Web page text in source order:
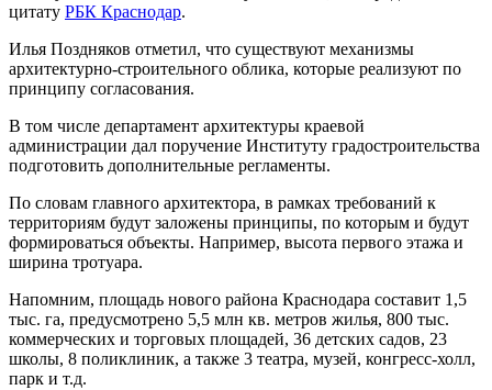
цитату РБК Краснодар.
Илья Поздняков отметил, что существуют механизмы
архитектурно-строительного облика, которые реализуют по
принципу согласования.
В том числе департамент архитектуры краевой
администрации дал поручение Институту градостроительства
подготовить дополнительные регламенты.
По словам главного архитектора, в рамках требований к
территориям будут заложены принципы, по которым и будут
формироваться объекты. Например, высота первого этажа и
ширина тротуара.
Напомним, площадь нового района Краснодара составит 1,5
тыс. га, предусмотрено 5,5 млн кв. метров жилья, 800 тыс.
коммерческих и торговых площадей, 36 детских садов, 23
школы, 8 поликлиник, а также 3 театра, музей, конгресс-холл,
парк и т.д.